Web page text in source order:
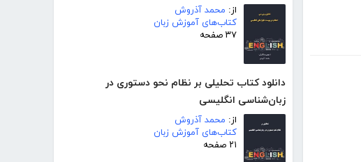
از: محمد آذروش
کتاب‌های آموزش زبان
۳۷ صفحه
دانلود کتاب تحلیلی بر نظام نحو دستوری در
زبان‌شناسی انگلیسی
از: محمد آذروش
کتاب‌های آموزش زبان
۲۱ صفحه